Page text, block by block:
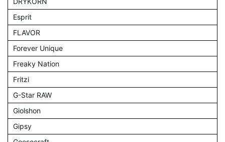
Esprit
FLAVOR
Forever Unique
Freaky Nation
Fritzi
G-Star RAW
Giolshon
Gipsy